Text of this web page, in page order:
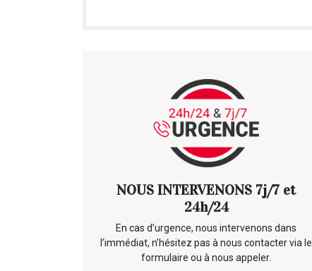
NOUS INTERVENONS 7j/7 et
24h/24
En cas d’urgence, nous intervenons dans
l’immédiat, n’hésitez pas à nous contacter via le
formulaire ou à nous appeler.